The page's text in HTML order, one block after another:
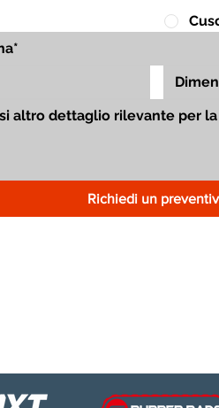
Richiedi un